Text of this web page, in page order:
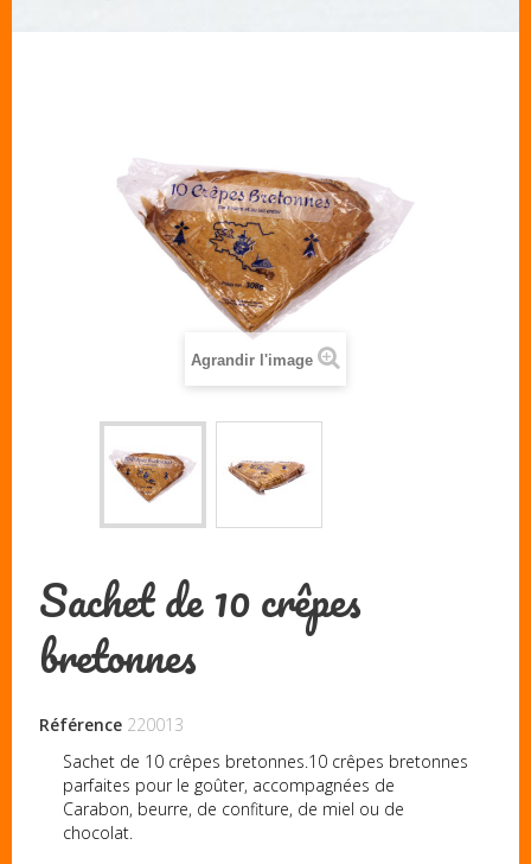
Agrandir l'image
Sachet de 10 crêpes
bretonnes
Référence 220013
Sachet de 10 crêpes bretonnes.10 crêpes bretonnes
parfaites pour le goûter, accompagnées de
Carabon, beurre, de confiture, de miel ou de
chocolat.